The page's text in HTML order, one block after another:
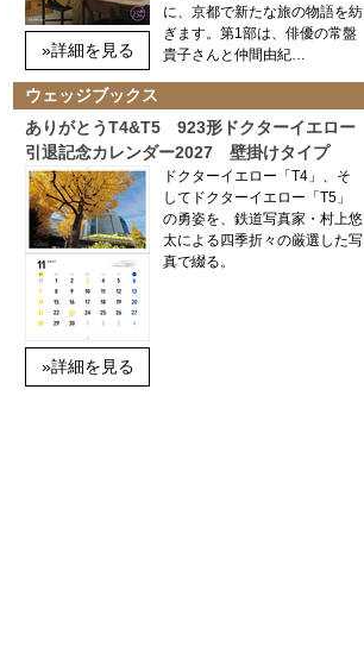
»詳細を見る
に、京都で新たな旅の物語を紡
ぎます。第1部は、俳優の常盤
貴子さんと仲間由紀…
ウェッジブックス
ありがとうT4&T5 923形ドクターイエロー
引退記念カレンダー2027 壁掛けタイプ
»詳細を見る
ドクターイエロー「T4」、そ
してドクターイエロー「T5」
の勇姿を、鉄道写真家・村上悠
太による四季折々の厳選した写
真で綴る。